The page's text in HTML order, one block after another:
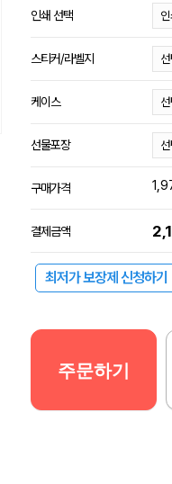
인쇄 선택
스티커/라벨지
케이스
선물포장
구매가격
결제금액
최저가 보장제 신청하기
주문하기